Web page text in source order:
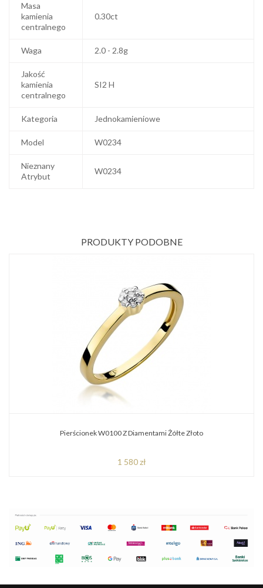
Masa
kamienia
centralnego
0.30ct
Waga 2.0 - 2.8g
Jakość
kamienia
centralnego
SI2 H
Kategoria Jednokamieniowe
Model W0234
Nieznany
Atrybut
W0234
PRODUKTY PODOBNE
Pierścionek W0100 Z Diamentami Żółte Złoto
1 580 zł